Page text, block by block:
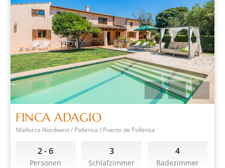
FINCA ADAGIO
Mallorca Nordwest / Pollensa / Puerto de Pollensa
2 - 6
Personen
3
Schlafzimmer
4
Badezimmer